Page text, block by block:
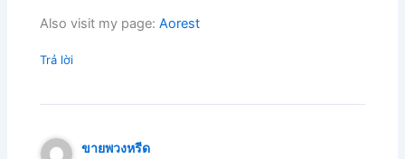
Also visit my page:Aorest
Trả lời
ขายพวงหรีด